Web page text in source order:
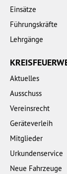
Einsätze
Führungskräfte
Lehrgänge
Aktuelles
Ausschuss
Vereinsrecht
Geräteverleih
Mitglieder
Urkundenservice
Neue Fahrzeuge